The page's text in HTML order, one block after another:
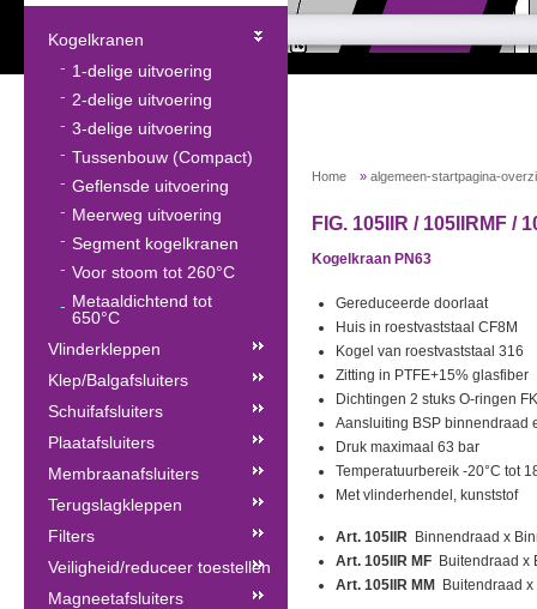
Home » algemeen-startpagina-
FIG. 105IIR / 105IIRMF /
Kogelkraan PN63
Gereduceerde doorlaat
Huis in roestvaststaal CF8M
Kogel van roestvaststaal 316
Zitting in PTFE+15% glasfiber
Dichtingen 2 stuks O-ringen
Aansluiting BSP binnendraad
Druk maximaal 63 bar
Temperatuurbereik -20°C tot
Met vlinderhendel, kunststof
Art. 105IIR Binnendraad x
Art. 105IIR MF Buitendraad x
Art. 105IIR MM
Buitendraad
Kogelkranen
1-delige uitvoering
2-delige uitvoering
3-delige uitvoering
Tussenbouw (Compact)
Geflensde uitvoering
Meerweg uitvoering
Segment kogelkranen
Voor stoom tot 260°C
Metaaldichtend tot
650°C
Vlinderkleppen
Klep/Balgafsluiters
Schuifafsluiters
Plaatafsluiters
Membraanafsluiters
Terugslagkleppen
Filters
Veiligheid/reduceer toestellen
Magneetafsluiters